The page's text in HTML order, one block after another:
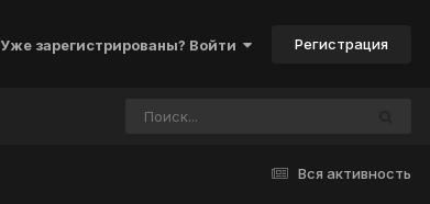
Уже зарегистрированы? Войти Регистрация
Вся активность